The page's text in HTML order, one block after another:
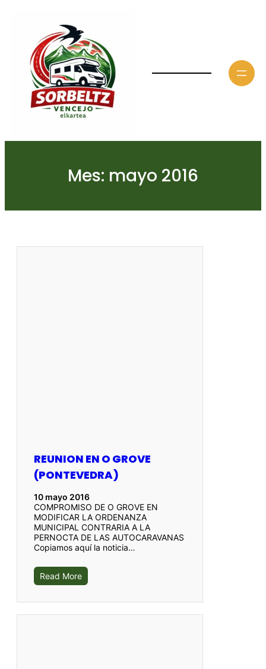
Mes: mayo 2016
REUNION EN O GROVE
(PONTEVEDRA)
10 mayo 2016
COMPROMISO DE O GROVE EN
MODIFICAR LA ORDENANZA
MUNICIPAL CONTRARIA A LA
PERNOCTA DE LAS AUTOCARAVANAS
Copiamos aquí la noticia…
Read More